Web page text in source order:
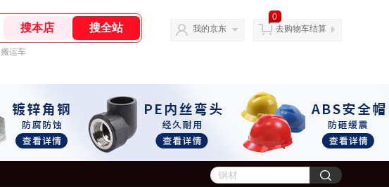
搬运车
我的京东
0
去购物车结算